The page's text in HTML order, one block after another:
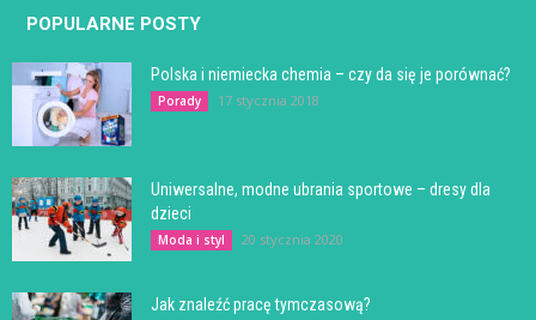
POPULARNE POSTY
Polska i niemiecka chemia – czy da się je porównać?
Porady 17 stycznia 2018
Uniwersalne, modne ubrania sportowe – dresy dla
dzieci
Moda i styl 20 stycznia 2020
Jak znaleźć pracę tymczasową?